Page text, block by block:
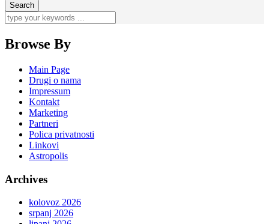
Browse By
Main Page
Drugi o nama
Impressum
Kontakt
Marketing
Partneri
Polica privatnosti
Linkovi
Astropolis
Archives
kolovoz 2026
srpanj 2026